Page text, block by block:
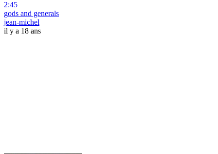
2:45
gods and generals
jean-michel
il y a 18 ans